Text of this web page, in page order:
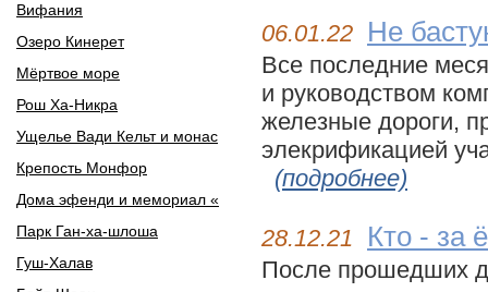
Вифания
Озеро Кинерет
Мёртвое море
Рош Ха-Никра
Ущелье Вади Кельт и монас
Крепость Монфор
Дома эфенди и мемориал «
Парк Ган-ха-шлоша
Гуш-Халав
06.01.22 Не
Все последние
и руководством
железные дороги,
элекрификацией
(подробнее)
28.12.21 Кто - за
После прошедших